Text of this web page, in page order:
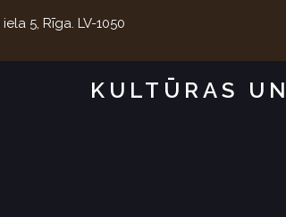
5, Rīga. LV-1050
KULTŪRAS